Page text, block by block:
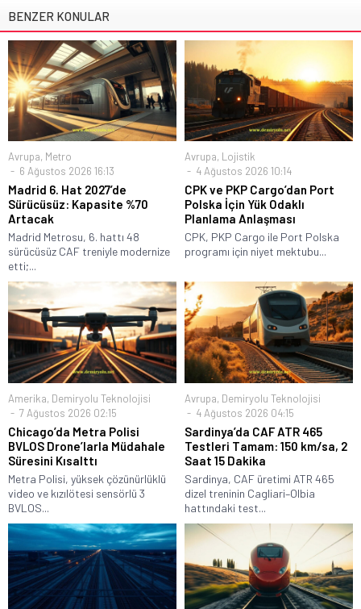
BENZER KONULAR
Avrupa, Metro
6 Ağustos 2026 16:13
Madrid 6. Hat 2027’de
Sürücüsüz: Kapasite %70
Artacak
Madrid Metrosu, 6. hattı 48
sürücüsüz CAF treniyle modernize
etti;...
Avrupa, Lojistik
4 Ağustos 2026 10:14
CPK ve PKP Cargo’dan Port
Polska İçin Yük Odaklı
Planlama Anlaşması
CPK, PKP Cargo ile Port Polska
programı için niyet mektubu...
Amerika, Demiryolu Teknolojisi
7 Ağustos 2026 02:15
Chicago’da Metra Polisi
BVLOS Drone’larla Müdahale
Süresini Kısalttı
Metra Polisi, yüksek çözünürlüklü
video ve kızılötesi sensörlü 3
BVLOS...
Avrupa, Demiryolu Teknolojisi
4 Ağustos 2026 04:15
Sardinya’da CAF ATR 465
Testleri Tamam: 150 km/sa, 2
Saat 15 Dakika
Sardinya, CAF üretimi ATR 465
dizel treninin Cagliari–Olbia
hattındaki test...